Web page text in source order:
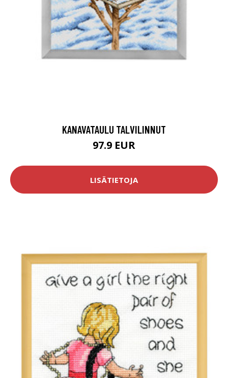
KANAVATAULU TALVILINNUT
97.9 EUR
LISÄTIETOJA